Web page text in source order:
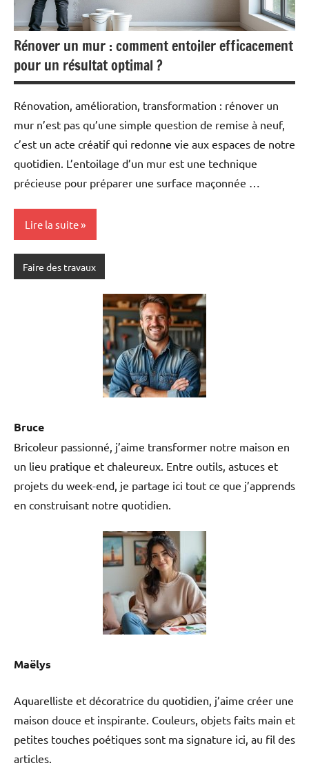
Rénover un mur : comment entoiler efficacement
pour un résultat optimal ?
Rénovation, amélioration, transformation : rénover un
mur n’est pas qu’une simple question de remise à neuf,
c’est un acte créatif qui redonne vie aux espaces de notre
quotidien. L’entoilage d’un mur est une technique
précieuse pour préparer une surface maçonnée …
Lire la suite
Faire des travaux
Bruce
Bricoleur passionné, j’aime transformer notre maison en
un lieu pratique et chaleureux. Entre outils, astuces et
projets du week-end, je partage ici tout ce que j’apprends
en construisant notre quotidien.
Maëlys
Aquarelliste et décoratrice du quotidien, j’aime créer une
maison douce et inspirante. Couleurs, objets faits main et
petites touches poétiques sont ma signature ici, au fil des
articles.